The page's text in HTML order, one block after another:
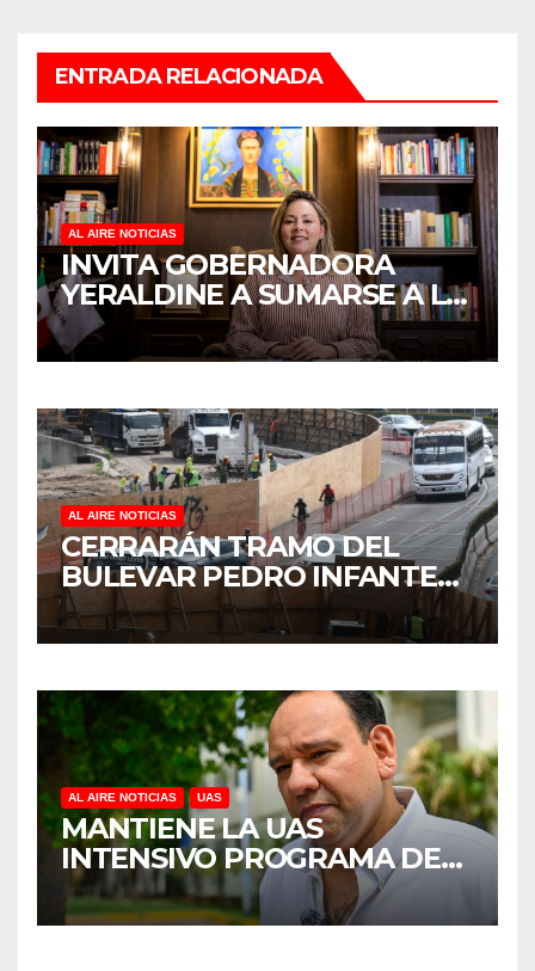
ENTRADA RELACIONADA
AL AIRE NOTICIAS
INVITA GOBERNADORA
YERALDINE A SUMARSE A LA
JORNADA NACIONAL DE
REFORESTACIÓN;
DE ÁRBOLES
AL AIRE NOTICIAS
CERRARÁN TRAMO DEL
BULEVAR PEDRO INFANTE
PARA ACELERAR OBRAS
ANTES DEL REGRESO A
AL AIRE NOTICIAS UAS
MANTIENE LA UAS
INTENSIVO PROGRAMA DE
MANTENIMIENTO Y
REHABILITACIÓN EN SUS